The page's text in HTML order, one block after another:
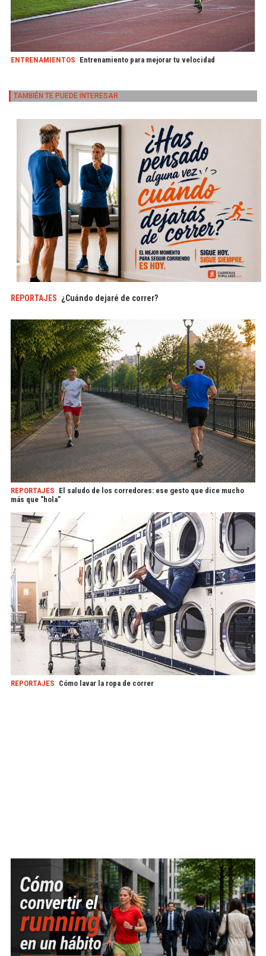
ENTRENAMIENTOS Entrenamiento para mejorar tu velocidad
TAMBIÉN TE PUEDE INTERESAR
REPORTAJES ¿Cuándo dejaré de correr?
REPORTAJES El saludo de los corredores: ese gesto que dice mucho
más que "hola"
REPORTAJES Cómo lavar la ropa de correr